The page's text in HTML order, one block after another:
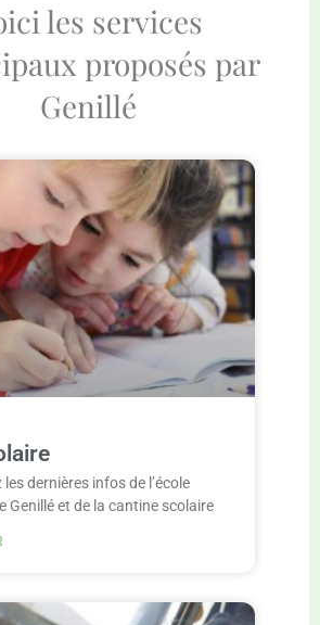
les services
proposés par
Genillé
les dernières infos de l’école
Genillé et de la cantine scolaire